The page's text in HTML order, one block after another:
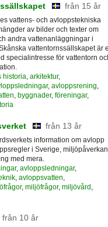
från 15 år
vattens- och avloppstekniska
av bilder och texter om
andra vattenanläggningar i
vattentornssällskapet är
specialintresse för vattentorn
historia arkitektur,
, avloppsrening
byggnader, föreningar,
från 13 år
information om avlopp
i Sverige,
med mera.
, avloppsledningar,
, avloppsvatten,
, miljöfrågor, miljövård ,
från 10 år